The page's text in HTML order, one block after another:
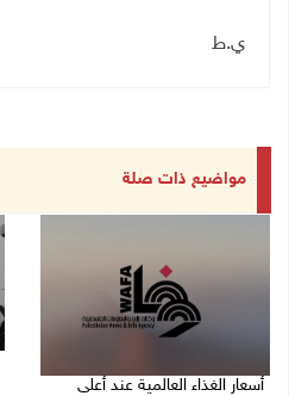
ي.ط
مواضيع ذات صلة
أسعار الغذاء العالمية عند أعلى